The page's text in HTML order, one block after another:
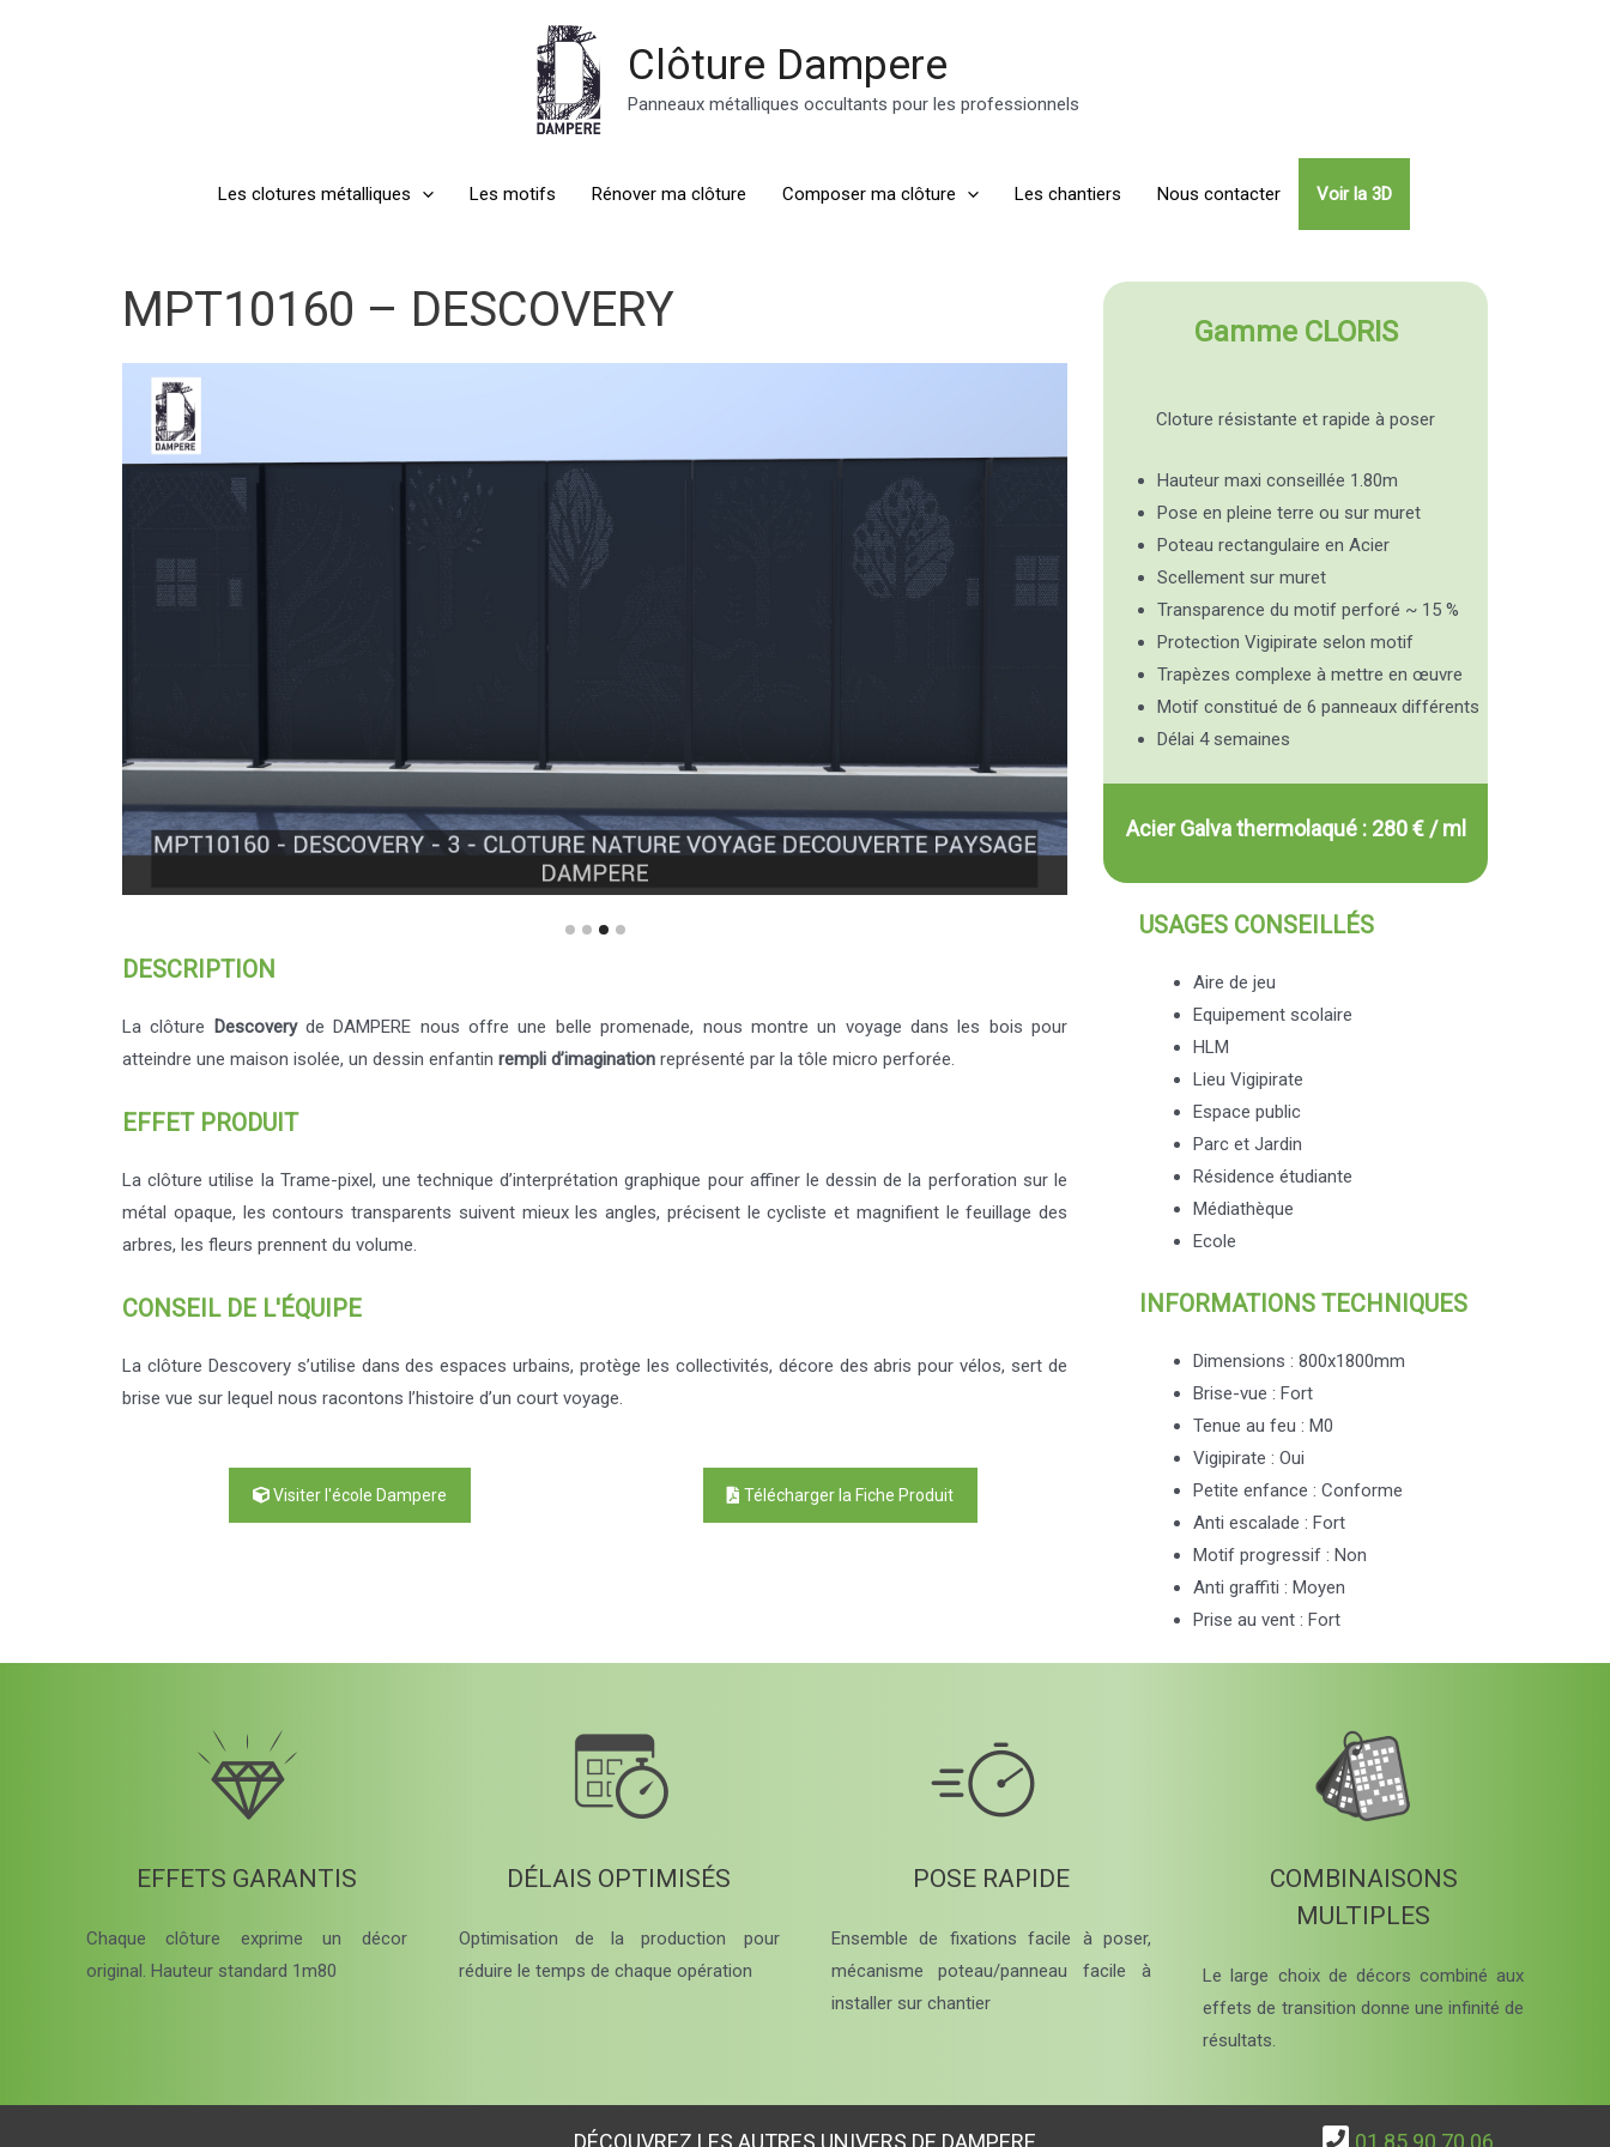
Clôture Dampere
Panneaux métalliques occultants pour les professionnels
Les clotures métalliques Les motifs Rénover ma clôture Composer ma clôture Les chantiers Nous contacter Voir la 3D
MPT10160 – DESCOVERY
DESCRIPTION
La clôture Descoveryde DAMPERE nous offre une belle promenade, nous montre un voyage dans les bois pour
atteindre une maison isolée, un dessin enfantin rempli d’imagination représenté par la tôle micro perforée.
EFFET PRODUIT
La clôture utilise la Trame-pixel, une technique d’interprétation graphique pour affiner le dessin de la perforation sur le
métal opaque, les contours transparents suivent mieux les angles, précisent le cycliste et magnifient le feuillage des
arbres, les fleurs prennent du volume.
CONSEIL DE L'ÉQUIPE
La clôture Descovery s’utilise dans des espaces urbains, protège les collectivités, décore des abris pour vélos, sert de
brise vue sur lequel nous racontons l’histoire d’un court voyage.
Visiter l'école Dampere Télécharger la Fiche Produit
Gamme CLORIS
Cloture résistante et rapide à poser
Hauteur maxi conseillée 1.80m
Pose en pleine terre ou sur muret
Poteau rectangulaire en Acier
Scellement sur muret
Transparence du motif perforé ~ 15 %
Protection Vigipirate selon motif
Trapèzes complexe à mettre en œuvre
Motif constitué de 6 panneaux différents
Délai 4 semaines
Acier Galva thermolaqué : 280 € / ml
USAGES CONSEILLÉS
Aire de jeu
Equipement scolaire
HLM
Lieu Vigipirate
Espace public
Parc et Jardin
Résidence étudiante
Médiathèque
Ecole
INFORMATIONS TECHNIQUES
Dimensions : 800x1800mm
Brise-vue : Fort
Tenue au feu : M0
Vigipirate : Oui
Petite enfance : Conforme
Anti escalade : Fort
Motif progressif : Non
Anti graffiti : Moyen
Prise au vent : Fort
EFFETS GARANTIS
Chaque clôture exprime un décor
original. Hauteur standard 1m80
DÉLAIS OPTIMISÉS
Optimisation de la production pour
réduire le temps de chaque opération
POSE RAPIDE
Ensemble de fixations facile à poser,
mécanisme poteau/panneau facile à
installer sur chantier
COMBINAISONS
MULTIPLES
Le large choix de décors combiné aux
effets de transition donne une infinité de
résultats.